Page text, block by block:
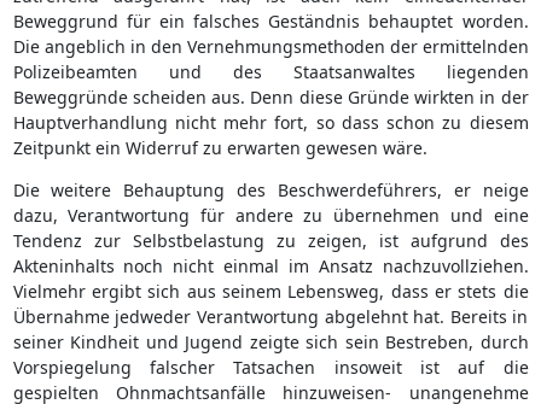
Beweggrund für ein falsches Geständnis behauptet worden.
Die angeblich in den Vernehmungsmethoden der ermittelnden
Polizeibeamten und des Staatsanwaltes liegenden
Beweggründe scheiden aus. Denn diese Gründe wirkten in der
Hauptverhandlung nicht mehr fort, so dass schon zu diesem
Zeitpunkt ein Widerruf zu erwarten gewesen wäre.
Die weitere Behauptung des Beschwerdeführers, er neige
dazu, Verantwortung für andere zu übernehmen und eine
Tendenz zur Selbstbelastung zu zeigen, ist aufgrund des
Akteninhalts noch nicht einmal im Ansatz nachzuvollziehen.
Vielmehr ergibt sich aus seinem Lebensweg, dass er stets die
Übernahme jedweder Verantwortung abgelehnt hat. Bereits in
seiner Kindheit und Jugend zeigte sich sein Bestreben, durch
Vorspiegelung falscher Tatsachen insoweit ist auf die
gespielten Ohnmachtsanfälle hinzuweisen- unangenehme